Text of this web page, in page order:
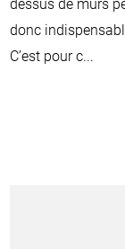
donc
C’est pour c...